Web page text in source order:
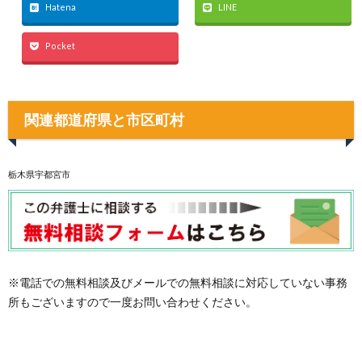
Hatena LINE
Pocket
関連都道府県と市区町村
栃木県宇都宮市
※電話での無料相談及びメールでの無料相談に対応していない事務
所もございますので一度お問い合わせください。